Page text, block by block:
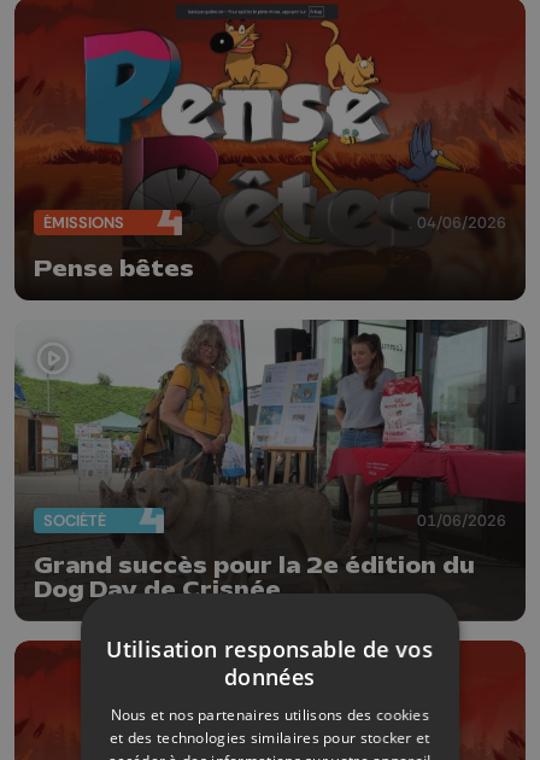
ÉMISSIONS 04/06/2026
Pense bêtes
SOCIÉTÉ 01/06/2026
Grand succès pour la 2e édition du
Dog Day de Crisnée
Utilisation responsable de vos
données
Nous et nos partenaires utilisons des cookies
et des technologies similaires pour stocker et